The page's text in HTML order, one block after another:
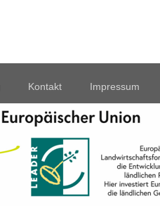
Kontakt Impressum